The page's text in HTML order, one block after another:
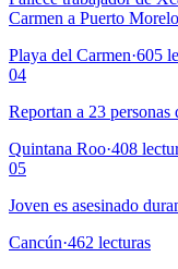
Carmen a Puerto
Playa del Carmen·605
04
Reportan a 23 personas
Quintana Roo·408
05
Joven es asesinado
Cancún·462 lecturas